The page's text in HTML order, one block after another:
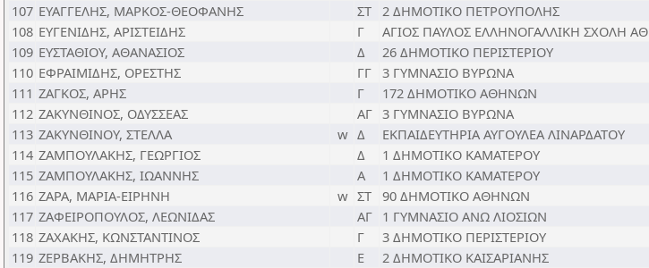
107 ΕΥΑΓΓΕΛΗΣ, ΜΑΡΚΟΣ-ΘΕΟΦΑΝΗΣ ΣΤ 2 ΔΗΜΟΤΙΚΟ ΠΕΤΡΟΥΠΟΛΗΣ
108 ΕΥΓΕΝΙΔΗΣ, ΑΡΙΣΤΕΙΔΗΣ Γ
ΑΓΙΟΣ ΠΑΥΛΟΣ ΕΛΛΗΝΟΓΑΛΛΙΚΗ ΣΧΟΛΗ ΑΘ
109 ΕΥΣΤΑΘΙΟΥ, ΑΘΑΝΑΣΙΟΣ Δ
26 ΔΗΜΟΤΙΚΟ ΠΕΡΙΣΤΕΡΙΟΥ
110 ΕΦΡΑΙΜΙΔΗΣ, ΟΡΕΣΤΗΣ ΓΓ 3 ΓΥΜΝΑΣΙΟ ΒΥΡΩΝΑ
111 ΖΑΓΚΟΣ, ΑΡΗΣ Γ
172 ΔΗΜΟΤΙΚΟ ΑΘΗΝΩΝ
112 ΖΑΚΥΝΘΙΝΟΣ, ΟΔΥΣΣΕΑΣ ΑΓ 3 ΓΥΜΝΑΣΙΟ ΒΥΡΩΝΑ
113 ΖΑΚΥΝΘΙΝΟΥ, ΣΤΕΛΛΑ w Δ
ΕΚΠΑΙΔΕΥΤΗΡΙΑ ΑΥΓΟΥΛΕΑ ΛΙΝΑΡΔΑΤΟΥ
114 ΖΑΜΠΟΥΛΑΚΗΣ, ΓΕΩΡΓΙΟΣ Δ
1 ΔΗΜΟΤΙΚΟ ΚΑΜΑΤΕΡΟΥ
115 ΖΑΜΠΟΥΛΑΚΗΣ, ΙΩΑΝΝΗΣ Α
1 ΔΗΜΟΤΙΚΟ ΚΑΜΑΤΕΡΟΥ
116 ΖΑΡΑ, ΜΑΡΙΑ-ΕΙΡΗΝΗ w ΣΤ 90 ΔΗΜΟΤΙΚΟ ΑΘΗΝΩΝ
117 ΖΑΦΕΙΡΟΠΟΥΛΟΣ, ΛΕΩΝΙΔΑΣ ΑΓ 1 ΓΥΜΝΑΣΙΟ ΑΝΩ ΛΙΟΣΙΩΝ
118 ΖΑΧΑΚΗΣ, ΚΩΝΣΤΑΝΤΙΝΟΣ Γ
3 ΔΗΜΟΤΙΚΟ ΠΕΡΙΣΤΕΡΙΟΥ
119 ΖΕΡΒΑΚΗΣ, ΔΗΜΗΤΡΗΣ Ε
2 ΔΗΜΟΤΙΚΟ ΚΑΙΣΑΡΙΑΝΗΣ